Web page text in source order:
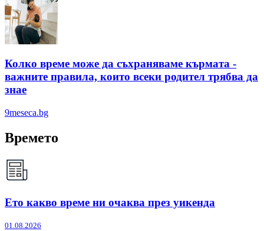
Колко време може да съхраняваме кърмата -
важните правила, които всеки родител трябва да
знае
9meseca.bg
Времето
Ето какво време ни очаква през уикенда
01.08.2026